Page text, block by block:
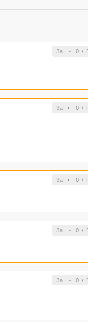
За 0/
За 0/
За 0/
За 0/
За 0/